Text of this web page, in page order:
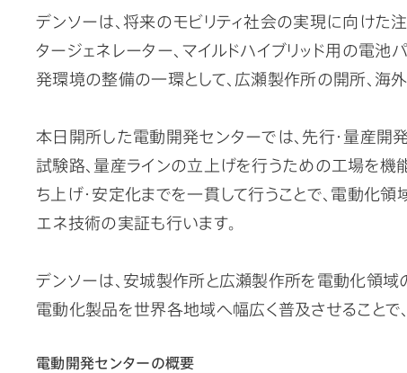
デンソーは、将来のモビリティ社会の実現に向けた
タージェネレーター、マイルドハイブリッド用の電池
発環境の整備の一環として、広瀬製作所の開所、海
本日開所した電動開発センターでは、先行・量産開
試験路、量産ラインの立上げを行うための工場を機
ち上げ・安定化までを一貫して行うことで、電動化
エネ技術の実証も行います。
デンソーは、安城製作所と広瀬製作所を電動化領
電動化製品を世界各地域へ幅広く普及させることで
電動開発センターの概要